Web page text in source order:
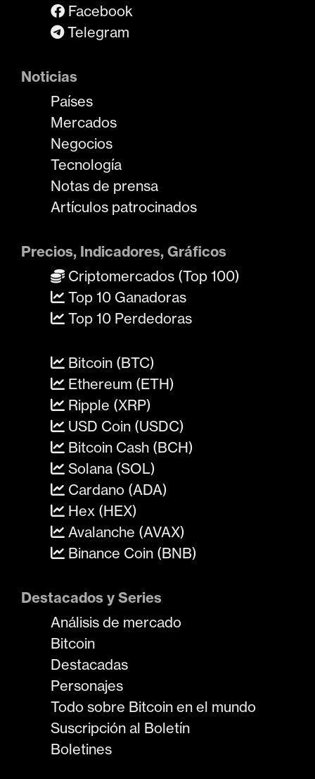
Facebook
Telegram
Noticias
Países
Mercados
Negocios
Tecnología
Notas de prensa
Artículos patrocinados
Precios, Indicadores, Gráficos
Criptomercados (Top 100)
Top 10 Ganadoras
Top 10 Perdedoras
Bitcoin (BTC)
Ethereum (ETH)
Ripple (XRP)
USD Coin (USDC)
Bitcoin Cash (BCH)
Solana (SOL)
Cardano (ADA)
Hex (HEX)
Avalanche (AVAX)
Binance Coin (BNB)
Destacados y Series
Análisis de mercado
Bitcoin
Destacadas
Personajes
Todo sobre Bitcoin en el mundo
Suscripción al Boletín
Boletines